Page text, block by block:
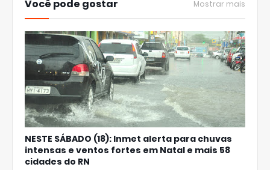
Você pode gostar Mostrar mais
NESTE SÁBADO (18): Inmet alerta para chuvas
intensas e ventos fortes em Natal e mais 58
cidades do RN